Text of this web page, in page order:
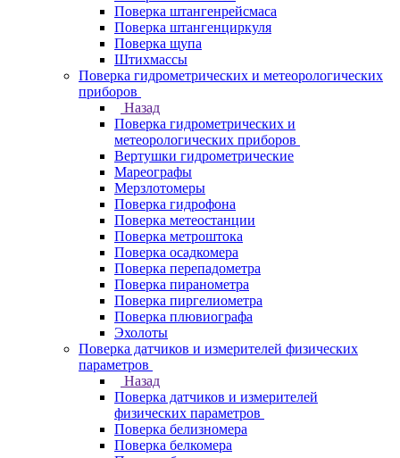
Поверка штангенрейсмаса
Поверка штангенциркуля
Поверка щупа
Штихмассы
Поверка гидрометрических и метеорологических
приборов
Назад
Поверка гидрометрических и
метеорологических приборов
Вертушки гидрометрические
Мареографы
Мерзлотомеры
Поверка гидрофона
Поверка метеостанции
Поверка метроштока
Поверка осадкомера
Поверка перепадометра
Поверка пиранометра
Поверка пиргелиометра
Поверка плювиографа
Эхолоты
Поверка датчиков и измерителей физических
параметров
Назад
Поверка датчиков и измерителей
физических параметров
Поверка белизномера
Поверка белкомера